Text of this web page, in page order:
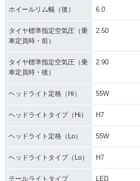
ホイールリム幅（後） 6.0
タイヤ標準指定空気圧（乗
車定員時・前）
2.50
タイヤ標準指定空気圧（乗
車定員時・後）
2.90
ヘッドライト定格（Hi） 55W
ヘッドライトタイプ（Hi） H7
ヘッドライト定格（Lo） 55W
ヘッドライトタイプ（Lo） H7
テールライトタイプ LED